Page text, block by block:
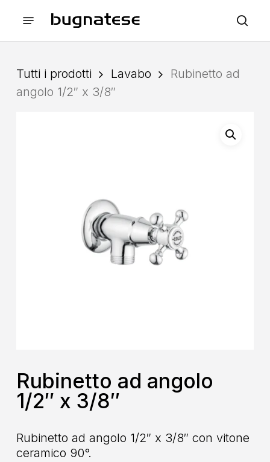
Menu
Tutti i prodotti Lavabo
Rubinetto ad
angolo 1/2″ x 3/8″
Rubinetto ad angolo
1/2″ x 3/8″
Rubinetto ad angolo 1/2″ x 3/8″ con vitone
ceramico 90°.